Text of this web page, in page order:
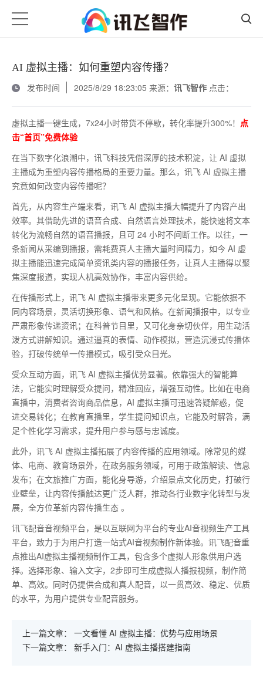
AI 虚拟主播：如何重塑内容传播？
发布时间
2025/8/29 18:23:05 来源： 讯飞智作 点击：
虚拟主播一键生成，7x24小时带货不停歇，转化率提升300%！ 点
击“首页”免费体验
在当下数字化浪潮中，讯飞科技凭借深厚的技术积淀，让 AI 虚拟
主播成为重塑内容传播格局的重要力量。那么，讯飞 AI 虚拟主播
究竟如何改变内容传播呢？
首先，从内容生产端来看，讯飞 AI 虚拟主播大幅提升了内容产出
效率。其借助先进的语音合成、自然语言处理技术，能快速将文本
转化为流畅自然的语音播报，且可 24 小时不间断工作。以往，一
条新闻从采编到播报，需耗费真人主播大量时间精力，如今 AI 虚
拟主播能迅速完成简单资讯类内容的播报任务，让真人主播得以聚
焦深度报道，实现人机高效协作，丰富内容供给。
在传播形式上，讯飞 AI 虚拟主播带来更多元化呈现。它能依据不
同内容场景，灵活切换形象、语气和风格。在新闻播报中，以专业
严肃形象传递资讯；在科普节目里，又可化身亲切伙伴，用生动活
泼方式讲解知识。通过逼真的表情、动作模拟，营造沉浸式传播体
验，打破传统单一传播模式，吸引受众目光。
受众互动方面，讯飞 AI 虚拟主播优势显著。依靠强大的智能算
法，它能实时理解受众提问，精准回应，增强互动性。比如在电商
直播中，消费者咨询商品信息， AI 虚拟主播可迅速答疑解惑，促
进交易转化；在教育直播里，学生提问知识点，它能及时解答，满
足个性化学习需求，提升用户参与感与忠诚度。
此外，讯飞 AI 虚拟主播拓展了内容传播的应用领域。除常见的媒
体、电商、教育场景外，在政务服务领域，可用于政策解读、信息
发布；在文旅推广方面，能化身导游，介绍景点文化历史，打破行
业壁垒，让内容传播触达更广泛人群，推动各行业数字化转型与发
展，全方位革新内容传播生态 。
讯飞配音音视频平台，是以互联网为平台的专业AI音视频生产工具
平台，致力于为用户打造一站式AI音视频制作新体验。讯飞配音重
点推出AI虚拟主播视频制作工具，包含多个虚拟人形象供用户选
择。选择形象、输入文字，2步即可生成虚拟人播报视频，制作简
单、高效。同时仍提供合成和真人配音，以一贯高效、稳定、优质
的水平，为用户提供专业配音服务。
上一篇文章： 一文看懂 AI 虚拟主播：优势与应用场景
下一篇文章： 新手入门：AI 虚拟主播搭建指南